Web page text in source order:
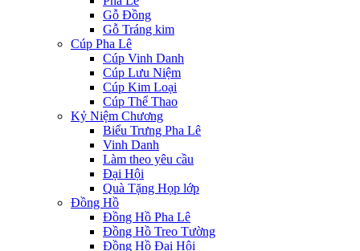
Gỗ Đồng
Gỗ Tráng kim
Cúp Pha Lê
Cúp Vinh Danh
Cúp Lưu Niệm
Cúp Kim Loại
Cúp Thể Thao
Kỷ Niệm Chương
Biểu Trưng Pha Lê
Vinh Danh
Làm theo yêu cầu
Đại Hội
Quà Tặng Họp lớp
Đồng Hồ
Đồng Hồ Pha Lê
Đồng Hồ Treo Tường
Đồng Hồ Đại Hội